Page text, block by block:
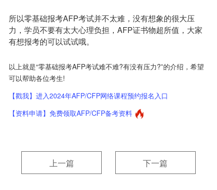
所以零基础报考AFP考试并不太难，没有想象的很大压
力，学员不要有太大心理负担，AFP证书物超所值，大家
有想报考的可以试试哦。
以上就是“零基础报考AFP考试难不难?有没有压力?”的介绍，希望
可以帮助各位考生!
【戳我】进入2024年AFP/CFP网络课程预约报名入口
【资料申请】免费领取AFP/CFP备考资料
上一篇 下一篇